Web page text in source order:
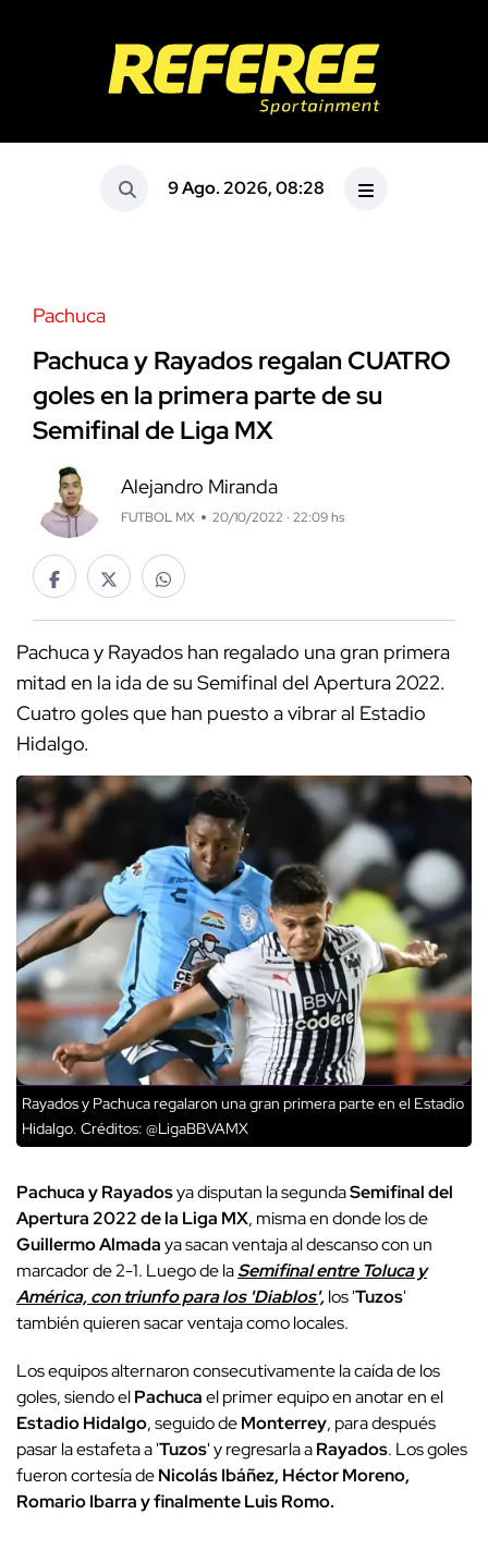
9 Ago. 2026, 08:28
Pachuca
Pachuca y Rayados regalan CUATRO
goles en la primera parte de su
Semifinal de Liga MX
Alejandro Miranda
FUTBOL MX 20/10/2022 · 22:09 hs
Pachuca y Rayados han regalado una gran primera
mitad en la ida de su Semifinal del Apertura 2022.
Cuatro goles que han puesto a vibrar al Estadio
Hidalgo.
Rayados y Pachuca regalaron una gran primera parte en el Estadio
Hidalgo. Créditos: @LigaBBVAMX
Pachuca y Rayadosya disputan la segundaSemifinal del
Apertura 2022 de la Liga MX, misma en donde los de
Guillermo Almadaya sacan ventaja al descanso con un
marcador de 2-1. Luego de laSemifinal entre Toluca y
América, con triunfo para los 'Diablos',los 'Tuzos'
también quieren sacar ventaja como locales.
Los equipos alternaron consecutivamente la caída de los
goles, siendo elPachucael primer equipo en anotar en el
Estadio Hidalgo, seguido deMonterrey, para después
pasar la estafeta a 'Tuzos' y regresarla aRayados. Los goles
fueron cortesía deNicolás Ibáñez, Héctor Moreno,
Romario Ibarra y finalmente Luis Romo.